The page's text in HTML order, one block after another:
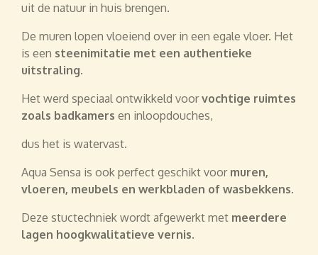
uit de natuur in huis brengen.
De muren lopen vloeiend over in een egale vloer. Het
is een steenimitatie met een authentieke
uitstraling.
Het werd speciaal ontwikkeld voorvochtige ruimtes
zoals badkamers en inloopdouches,
dus het is watervast.
Aqua Sensa is ook perfect geschikt voor muren,
vloeren, meubels en werkbladen of wasbekkens.
Deze stuctechniek wordt afgewerkt met meerdere
lagen hoogkwalitatieve vernis.